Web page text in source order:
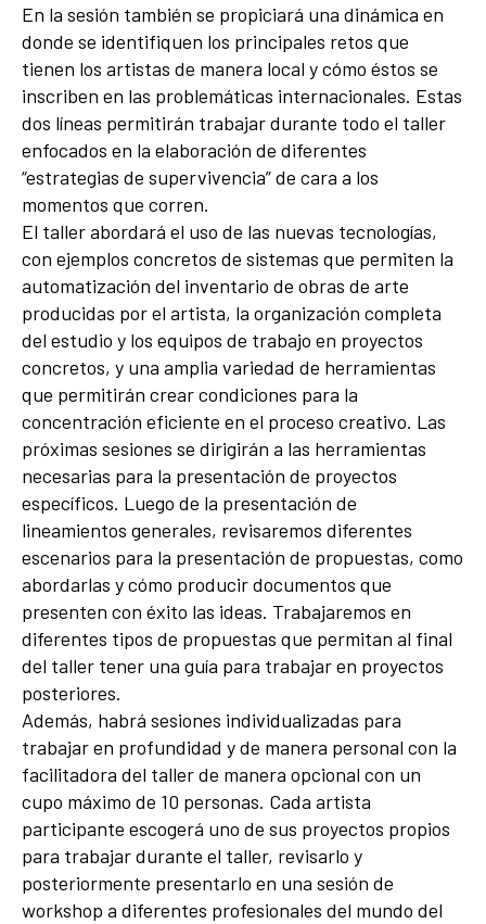
En la sesión también se propiciará una dinámica en
donde se identifiquen los principales retos que
tienen los artistas de manera local y cómo éstos se
inscriben en las problemáticas internacionales. Estas
dos líneas permitirán trabajar durante todo el taller
enfocados en la elaboración de diferentes
“estrategias de supervivencia” de cara a los
momentos que corren.
El taller abordará el uso de las nuevas tecnologías,
con ejemplos concretos de sistemas que permiten la
automatización del inventario de obras de arte
producidas por el artista, la organización completa
del estudio y los equipos de trabajo en proyectos
concretos, y una amplia variedad de herramientas
que permitirán crear condiciones para la
concentración eficiente en el proceso creativo. Las
próximas sesiones se dirigirán a las herramientas
necesarias para la presentación de proyectos
específicos. Luego de la presentación de
lineamientos generales, revisaremos diferentes
escenarios para la presentación de propuestas, como
abordarlas y cómo producir documentos que
presenten con éxito las ideas. Trabajaremos en
diferentes tipos de propuestas que permitan al final
del taller tener una guía para trabajar en proyectos
posteriores.
Además, habrá sesiones individualizadas para
trabajar en profundidad y de manera personal con la
facilitadora del taller de manera opcional con un
cupo máximo de 10 personas. Cada artista
participante escogerá uno de sus proyectos propios
para trabajar durante el taller, revisarlo y
posteriormente presentarlo en una sesión de
workshop a diferentes profesionales del mundo del